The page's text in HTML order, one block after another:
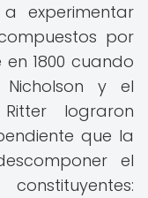
experimentar
por
1800 cuando
y el
lograron
que la
el